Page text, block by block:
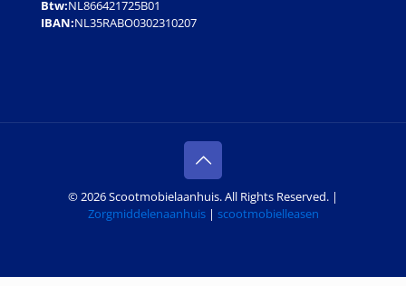
Btw:NL866421725B01
IBAN:NL35RABO0302310207
© 2026 Scootmobielaanhuis. All Rights Reserved. |
Zorgmiddelenaanhuis| scootmobielleasen